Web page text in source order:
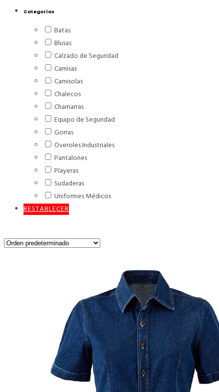
Categorías
Batas
Blusas
Calzado de Seguridad
Camisas
Camisolas
Chalecos
Chamarras
Equipo de Seguridad
Gorras
Overoles Industriales
Pantalones
Playeras
Sudaderas
Uniformes Médicos
RESTABLECER